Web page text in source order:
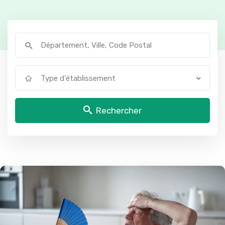
Type d'établissement
Rechercher